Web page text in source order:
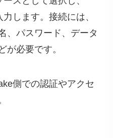
します。接続には、
、パスワード、データ
が必要です。
側での認証やアクセ